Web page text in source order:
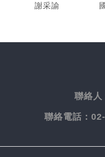
謝采諭
聯絡人
聯絡電話：